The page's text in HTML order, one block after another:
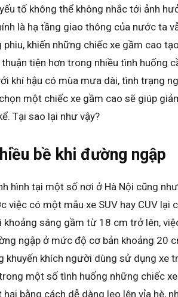
tố không thể không nhắc tới ảnh
là hạ tầng giao thông của nước ta
khiến những chiếc xe gầm cao
tiện hơn trong nhiều tình huống
khí hậu có mùa mưa dài, tình trạng
một chiếc xe gầm cao sẽ giúp
Tại sao lại như vậy?
bề khi đường ngập
hình tại một số nơi ở Hà Nội cũng
việc có một mẫu xe SUV hay CUV lại
khoảng sáng gầm từ 18 cm trở lên,
ngập ở mức độ cơ bản khoảng 20
khuyến khích người dùng sử dụng xe
một số tình huống những chiếc
bằng cách dễ dàng leo lên vỉa hè,